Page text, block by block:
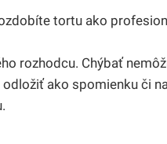
tortu ako
rozhodcu. Chýbať
ako spomienku či